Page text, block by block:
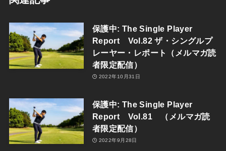
保護中: The Single Player
Report Vol.82 ザ・シングルプ
レーヤー・レポート（メルマガ読
者限定配信）
2022年10月31日
保護中: The Single Player
Report Vol.81 （メルマガ読
者限定配信）
2022年9月28日